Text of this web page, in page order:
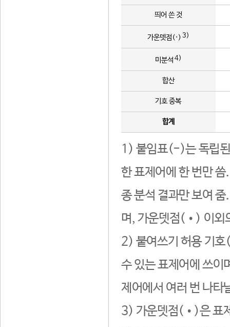
띄어 쓴 것
가운뎃점(·) 3)
미분석 4)
합산
기호 중복
합계
1) 붙임표(-)는 독립된
한 표제어에 한 번만
종 분석 결과만 보여
며, 가운뎃점(•) 이외
2) 붙여쓰기 허용 기호
수 있는 표제어에 쓰이
제어에서 여러 번 나타
3) 가운뎃점(•)은 표